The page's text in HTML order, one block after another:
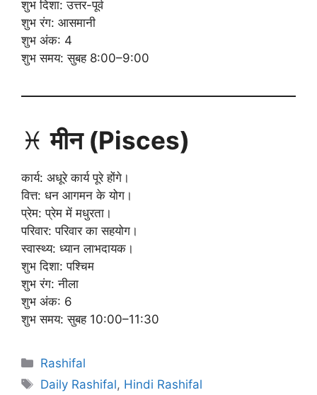
शुभ दिशा: उत्तर-पूर्व
शुभ रंग: आसमानी
शुभ अंक: 4
शुभ समय: सुबह 8:00–9:00
♓मीन (Pisces)
कार्य: अधूरे कार्य पूरे होंगे।
वित्त: धन आगमन के योग।
प्रेम: प्रेम में मधुरता।
परिवार: परिवार का सहयोग।
स्वास्थ्य: ध्यान लाभदायक।
शुभ दिशा: पश्चिम
शुभ रंग: नीला
शुभ अंक: 6
शुभ समय: सुबह 10:00–11:30
Categories
Rashifal
Tags
Daily Rashifal, Hindi Rashifal